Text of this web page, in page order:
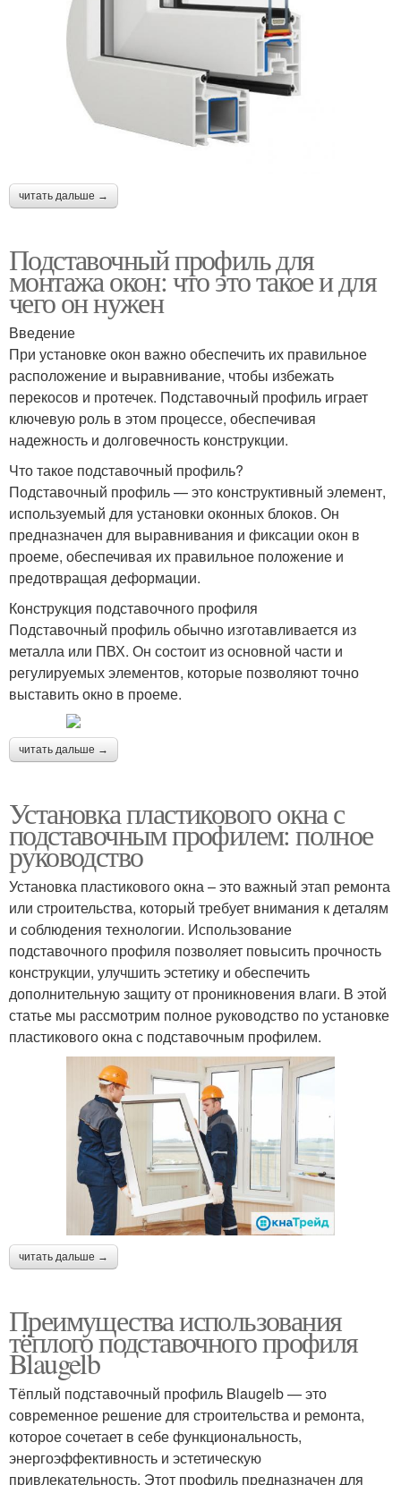
читать дальше →
Подставочный профиль для
монтажа окон: что это такое и для
чего он нужен
Введение
При установке окон важно обеспечить их правильное
расположение и выравнивание, чтобы избежать
перекосов и протечек. Подставочный профиль играет
ключевую роль в этом процессе, обеспечивая
надежность и долговечность конструкции.
Что такое подставочный профиль?
Подставочный профиль — это конструктивный элемент,
используемый для установки оконных блоков. Он
предназначен для выравнивания и фиксации окон в
проеме, обеспечивая их правильное положение и
предотвращая деформации.
Конструкция подставочного профиля
Подставочный профиль обычно изготавливается из
металла или ПВХ. Он состоит из основной части и
регулируемых элементов, которые позволяют точно
выставить окно в проеме.
читать дальше →
Установка пластикового окна с
подставочным профилем: полное
руководство
Установка пластикового окна – это важный этап ремонта
или строительства, который требует внимания к деталям
и соблюдения технологии. Использование
подставочного профиля позволяет повысить прочность
конструкции, улучшить эстетику и обеспечить
дополнительную защиту от проникновения влаги. В этой
статье мы рассмотрим полное руководство по установке
пластикового окна с подставочным профилем.
читать дальше →
Преимущества использования
тёплого подставочного профиля
Blaugelb
Тёплый подставочный профиль Blaugelb — это
современное решение для строительства и ремонта,
которое сочетает в себе функциональность,
энергоэффективность и эстетическую
привлекательность. Этот профиль предназначен для